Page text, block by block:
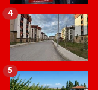
4
5